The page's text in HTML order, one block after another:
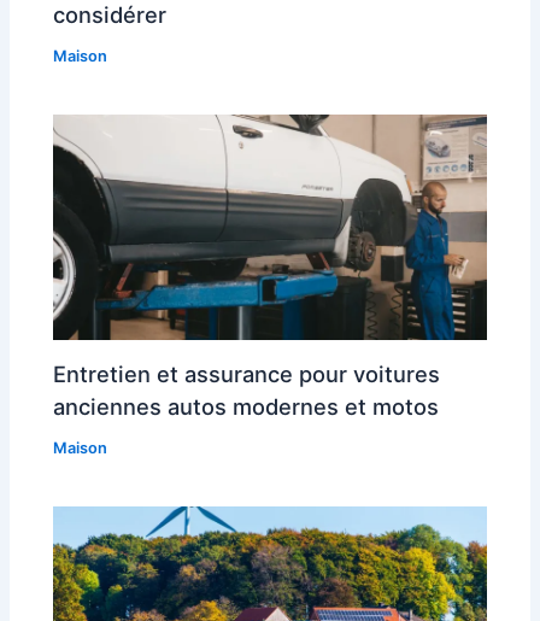
considérer
Maison
Entretien et assurance pour voitures
anciennes autos modernes et motos
Maison